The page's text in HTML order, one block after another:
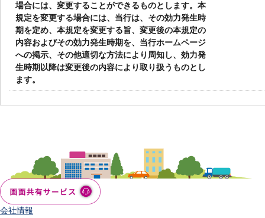
場合には、変更することができるものとします。本
規定を変更する場合には、当行は、その効力発生時
期を定め、本規定を変更する旨、変更後の本規定の
内容およびその効力発生時期を、当行ホームページ
への掲示、その他適切な方法により周知し、効力発
生時期以降は変更後の内容により取り扱うものとし
ます。
会社情報